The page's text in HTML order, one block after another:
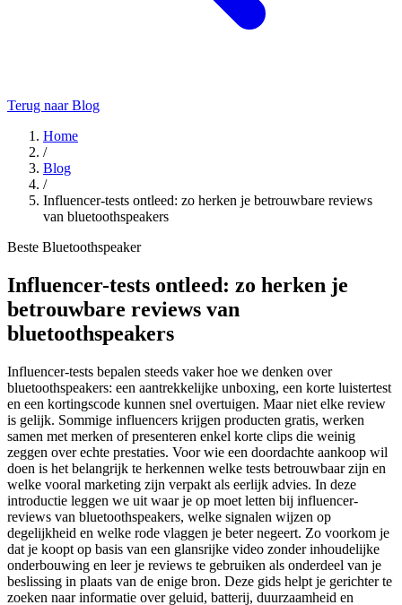
Terug naar Blog
Home
/
Blog
/
Influencer-tests ontleed: zo herken je betrouwbare reviews
van bluetoothspeakers
Beste Bluetoothspeaker
Influencer-tests ontleed: zo herken je
betrouwbare reviews van
bluetoothspeakers
Influencer-tests bepalen steeds vaker hoe we denken over
bluetoothspeakers: een aantrekkelijke unboxing, een korte luistertest
en een kortingscode kunnen snel overtuigen. Maar niet elke review
is gelijk. Sommige influencers krijgen producten gratis, werken
samen met merken of presenteren enkel korte clips die weinig
zeggen over echte prestaties. Voor wie een doordachte aankoop wil
doen is het belangrijk te herkennen welke tests betrouwbaar zijn en
welke vooral marketing zijn verpakt als eerlijk advies. In deze
introductie leggen we uit waar je op moet letten bij influencer-
reviews van bluetoothspeakers, welke signalen wijzen op
degelijkheid en welke rode vlaggen je beter negeert. Zo voorkom je
dat je koopt op basis van een glansrijke video zonder inhoudelijke
onderbouwing en leer je reviews te gebruiken als onderdeel van je
beslissing in plaats van de enige bron. Deze gids helpt je gerichter te
zoeken naar informatie over geluid, batterij, duurzaamheid en